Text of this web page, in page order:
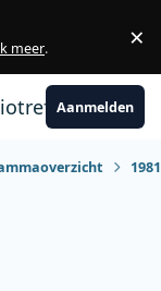
meer. ×
Aanmelden
1981